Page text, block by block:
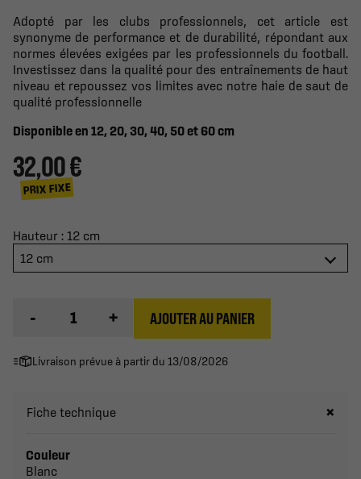
Adopté par les clubs professionnels, cet article est
synonyme de performance et de durabilité, répondant aux
normes élevées exigées par les professionnels du football.
Investissez dans la qualité pour des entraînements de haut
niveau et repoussez vos limites avec notre haie de saut de
qualité professionnelle
Disponible en 12, 20, 30, 40, 50 et 60 cm
32,00 €
PRIX FIXE
Hauteur : 12 cm
12 cm
- + AJOUTER AU PANIER
Livraison prévue à partir du 13/08/2026
Fiche technique
Couleur
Blanc